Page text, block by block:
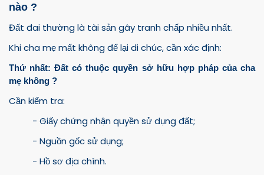
nào ?
Đất đai thường là tài sản gây tranh chấp nhiều nhất.
Khi cha mẹ mất không để lại di chúc, cần xác định:
Thứ nhất: Đất có thuộc quyền sở hữu hợp pháp của cha
mẹ không ?
Cần kiểm tra:
- Giấy chứng nhận quyền sử dụng đất;
- Nguồn gốc sử dụng;
- Hồ sơ địa chính.